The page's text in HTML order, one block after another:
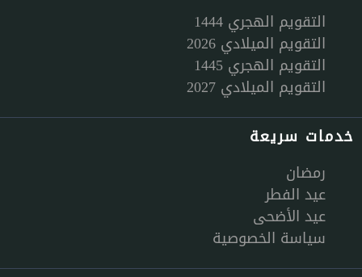
التقويم الهجري 1444
التقويم الميلادي 2026
التقويم الهجري 1445
التقويم الميلادي 2027
خدمات سريعة
رمضان
عيد الفطر
عيد الأضحى
سياسة الخصوصية